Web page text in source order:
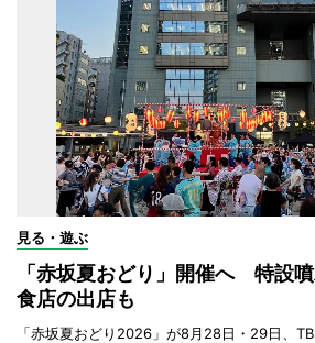
見る・遊ぶ
「赤坂夏おどり」開催へ 特設
食店の出店も
「赤坂夏おどり2026」が8月28日・29日、